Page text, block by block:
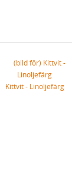
Kittvit - Linoljefärg